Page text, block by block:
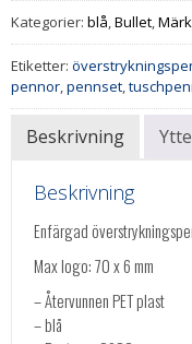
Kategorier: blå,Bullet,
Etiketter:
pennor,pennset,
Beskrivning
Beskrivning
Enfärgad
Max logo: 70 x 6 mm
– Återvunnen PET plast
– blå